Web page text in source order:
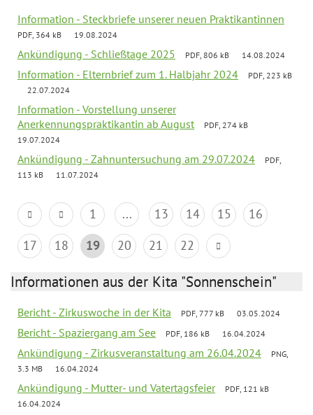
Information - Steckbriefe unserer neuen Praktikantinnen
PDF, 364 kB 19.08.2024
Ankündigung - Schließtage 2025 PDF, 806 kB 14.08.2024
Information - Elternbrief zum 1. Halbjahr 2024
PDF, 223 kB
22.07.2024
Information - Vorstellung unserer
Anerkennungspraktikantin ab August
PDF, 274 kB
19.07.2024
Ankündigung - Zahnuntersuchung am 29.07.2024
PDF,
113 kB
11.07.2024
1 ... 13 14 15
16
17
18 19 20 21 22
Informationen aus der Kita "Sonnenschein"
Bericht - Zirkuswoche in der Kita PDF, 777 kB 03.05.2024
Bericht - Spaziergang am See PDF, 186 kB 16.04.2024
Ankündigung - Zirkusveranstaltung am 26.04.2024
PNG,
3.3 MB
16.04.2024
Ankündigung - Mutter- und Vatertagsfeier
PDF, 121 kB
16.04.2024